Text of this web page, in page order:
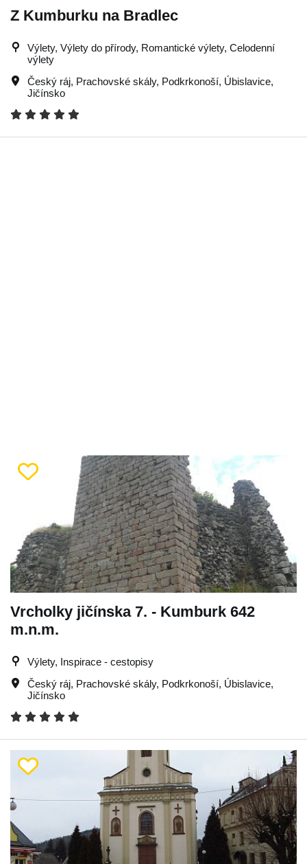
Z Kumburku na Bradlec
Výlety, Výlety do přírody, Romantické výlety, Celodenní
výlety
Český ráj, Prachovské skály, Podkrkonoší, Úbislavice,
Jičínsko
Vrcholky jičínska 7. - Kumburk 642
m.n.m.
Výlety, Inspirace - cestopisy
Český ráj, Prachovské skály, Podkrkonoší, Úbislavice,
Jičínsko